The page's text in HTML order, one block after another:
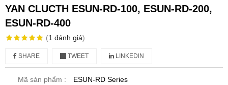
YAN CLUCTH ESUN-RD-100, ESUN-RD-200,
ESUN-RD-400
(1 đánh giá)
SHARE TWEET LINKEDIN
Mã sản phẩm :
ESUN-RD Series